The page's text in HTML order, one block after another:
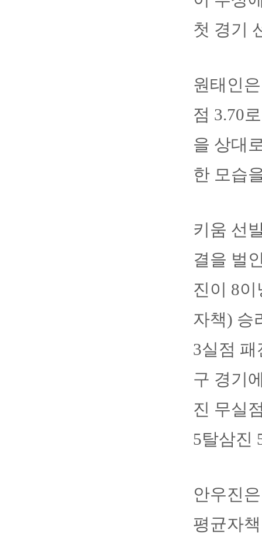
첫 경기
원태인
점 3.70
을 상대
한 모습
키움 선
결을 벌
진이 8
자책) 승
3실점
구 경기
진 무실
5탈삼진
안우진
평균자